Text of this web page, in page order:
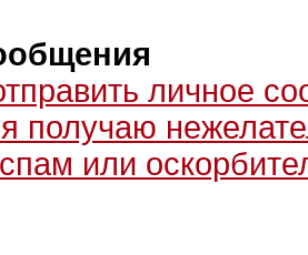
личное
получаю
или